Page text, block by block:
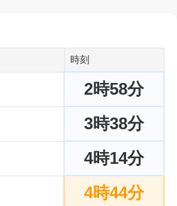
時刻
2時58分
3時38分
4時14分
4時44分